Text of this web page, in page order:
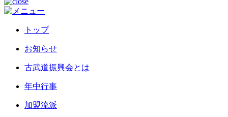
トップ
お知らせ
古武道振興会とは
年中行事
加盟流派